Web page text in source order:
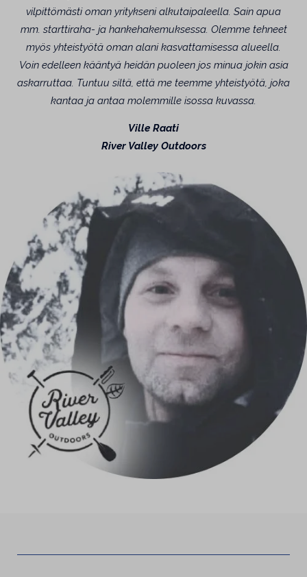
vilpittömästi oman yritykseni alkutaipaleella. Sain apua
mm. starttiraha- ja hankehakemuksessa. Olemme tehneet
myös yhteistyötä oman alani kasvattamisessa alueella.
Voin edelleen kääntyä heidän puoleen jos minua jokin asia
askarruttaa. Tuntuu siltä, että me teemme yhteistyötä, joka
kantaa ja antaa molemmille isossa kuvassa.
Ville Raati
River Valley Outdoors